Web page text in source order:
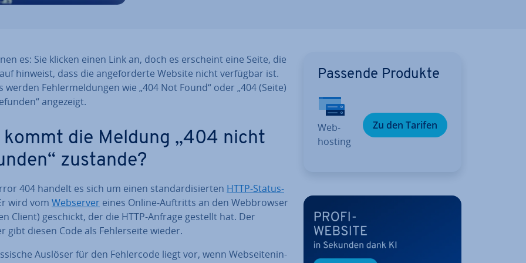
es: Sie klicken einen Link an, doch es erscheint eine Seite, die
hinweist, dass die an­ge­for­der­te Website nicht verfügbar ist.
werden Feh­ler­mel­dun­gen wie „404 Not Found“ oder „404 (Seite)
angezeigt.
kommt die Meldung „404 nicht
zustande?
404 handelt es sich um einen stan­dar­di­sier­ten HTTP-Status-
wird vom Webserver eines Online-Auftritts an den Web­brow­ser
Client) geschickt, der die HTTP-Anfrage gestellt hat. Der
gibt diesen Code als Feh­ler­sei­te wieder.
Auslöser für den Feh­ler­code liegt vor, wenn Web­sei­ten­in­
Passende Produkte
Web­
hos­ting
Zu den Tarifen